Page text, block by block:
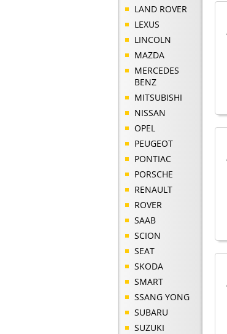
LAND ROVER
LEXUS
LINCOLN
MAZDA
MERCEDES
BENZ
MITSUBISHI
NISSAN
OPEL
PEUGEOT
PONTIAC
PORSCHE
RENAULT
ROVER
SAAB
SCION
SEAT
SKODA
SMART
SSANG YONG
SUBARU
SUZUKI